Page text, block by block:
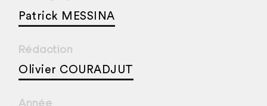
Patrick MESSINA
Rédaction
Olivier COURADJUT
Année